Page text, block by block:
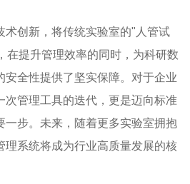
术创新，将传统实验室的"人管试
在提升管理效率的同时，为科研数
安全性提供了坚实保障。对于企业
次管理工具的迭代，更是迈向标准
一步。未来，随着更多实验室拥抱
理系统将成为行业高质量发展的核